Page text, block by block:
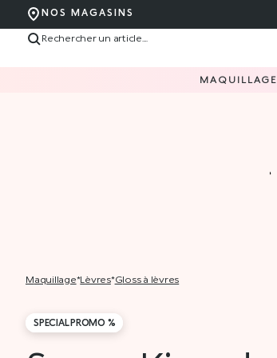
NOS MAGASINS
MAQUILLAGE
maquillage* lèvres* gloss à lèvres
SPECIAL PROMO %